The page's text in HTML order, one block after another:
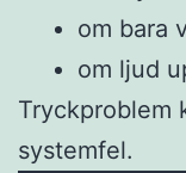
om bara
om ljud
Tryckproblem
systemfel.